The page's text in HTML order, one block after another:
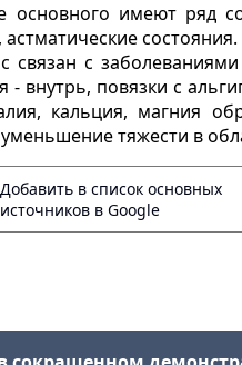
основного имеют ряд
состояния.
с
внутрь, повязки с
кальция, магния
тяжести в
Добавить в список основных
источников в Google